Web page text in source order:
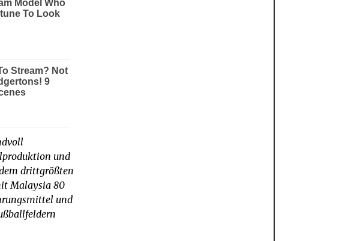
und
drittgrößten
Malaysia 80
und